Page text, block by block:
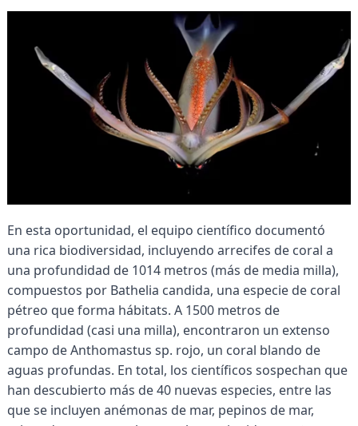
En esta oportunidad, el equipo científico documentó
una rica biodiversidad, incluyendo arrecifes de coral a
una profundidad de 1014 metros (más de media milla),
compuestos por Bathelia candida, una especie de coral
pétreo que forma hábitats. A 1500 metros de
profundidad (casi una milla), encontraron un extenso
campo de Anthomastus sp. rojo, un coral blando de
aguas profundas. En total, los científicos sospechan que
han descubierto más de 40 nuevas especies, entre las
que se incluyen anémonas de mar, pepinos de mar,